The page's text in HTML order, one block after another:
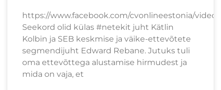
https://www.facebook.com/cvonlineestonia/
Seekord olid külas #netekit juht Kätlin
Kolbin ja SEB keskmise ja väike-ettevõtete
segmendijuht Edward Rebane. Jutuks tuli
oma ettevõttega alustamise hirmudest ja
mida on vaja, et